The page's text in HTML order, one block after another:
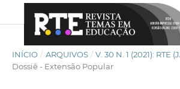
INÍCIO / ARQUIVOS / V. 30 N. 1 (2021): RTE
Dossiê - Extensão Popular